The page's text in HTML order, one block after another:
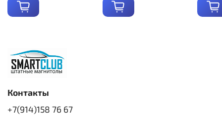
Контакты
+7(914)158 76 67